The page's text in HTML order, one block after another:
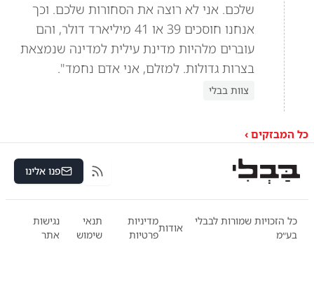
שלכם. אני לא רוצה את הסחורות שלכם. וכך
אנחנו חוסכים 39 או 41 מיליארד דולר, והם
עוברים מלהיות מדינת עילית למדינה שנמצאת
בצרות גדולות. למזלם, אני אדם נחמד".
צוות בבלי
כל המבזקים ›
RSS פנו אלינו
כל הזכויות שמורות לבבלי
בע״מ
אודות
מדיניות
פרטיות
תנאי
שימוש
נגישות
אתר